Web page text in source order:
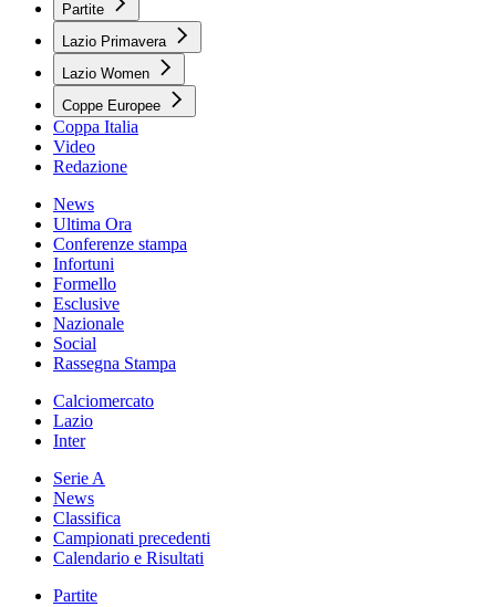
Partite
Lazio Primavera
Lazio Women
Coppe Europee
Coppa Italia
Video
Redazione
News
Ultima Ora
Conferenze stampa
Infortuni
Formello
Esclusive
Nazionale
Social
Rassegna Stampa
Calciomercato
Lazio
Inter
Serie A
News
Classifica
Campionati precedenti
Calendario e Risultati
Partite